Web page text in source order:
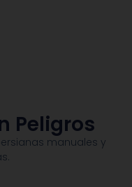
Peligros
manuales y